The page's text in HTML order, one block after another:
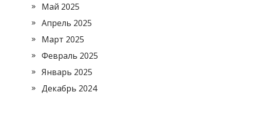
Май 2025
Апрель 2025
Март 2025
Февраль 2025
Январь 2025
Декабрь 2024